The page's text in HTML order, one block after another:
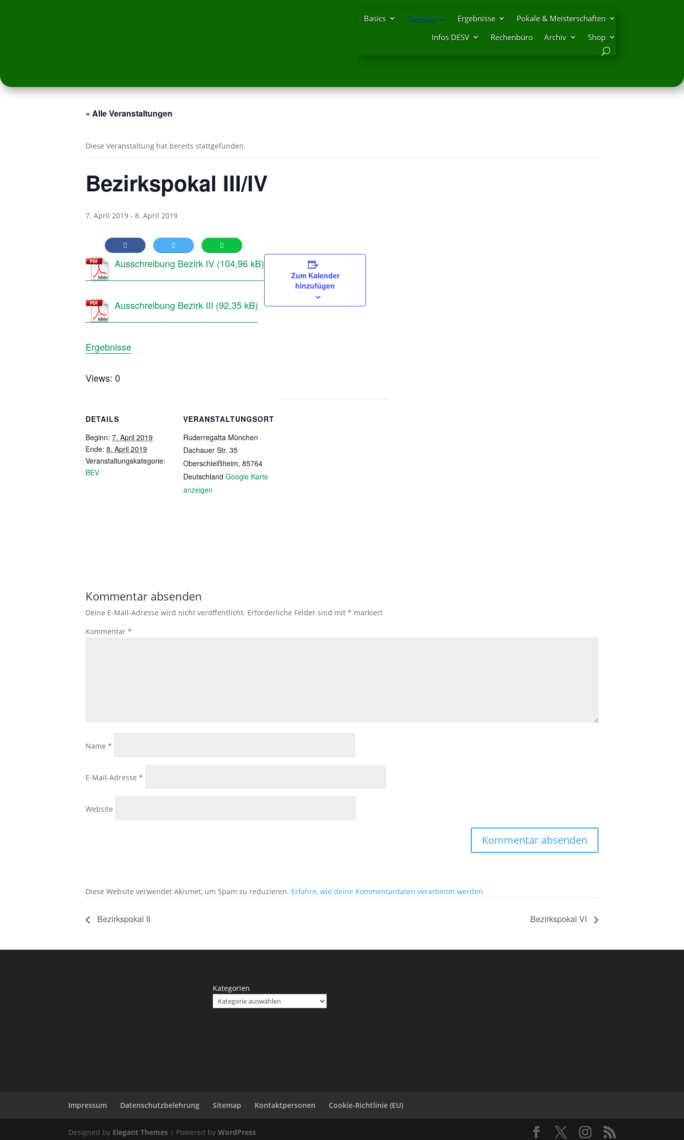
Basics Termine Ergebnisse
Pokale & Meisterschaften
Infos DESV
Rechenbüro Archiv Shop
« Alle Veranstaltungen
Diese Veranstaltung hat bereits stattgefunden.
Bezirkspokal III/IV
7. April 2019 - 8. April 2019
Ausschreibung Bezirk IV
Ausschreibung Bezirk III
Ergebnisse
Views: 0
Zum Kalender
hinzufügen
DETAILS
Beginn: 7. April 2019
Ende: 8. April 2019
Veranstaltungskategorie:
BEV
VERANSTALTUNGSORT
Ruderregatta München
Dachauer Str. 35
Oberschleißheim, 85764
Deutschland Google Karte
anzeigen
Kommentar absenden
Deine E-Mail-Adresse wird nicht veröffentlicht. Erforderliche Felder sind mit * markiert
Kommentar *
Name *
E-Mail-Adresse *
Website
Diese Website verwendet Akismet, um Spam zu reduzieren. Erfahre, wie deine Kommentardaten verarbeitet werden.
Bezirkspokal II Bezirkspokal VI
Kategorien
Impressum Datenschutzbelehrung Sitemap Kontaktpersonen Cookie-Richtlinie (EU)
Designed by Elegant Themes | Powered byWordPress